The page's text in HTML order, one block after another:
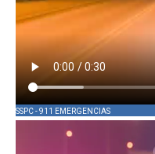
SSPC - 911 EMERGENCIAS